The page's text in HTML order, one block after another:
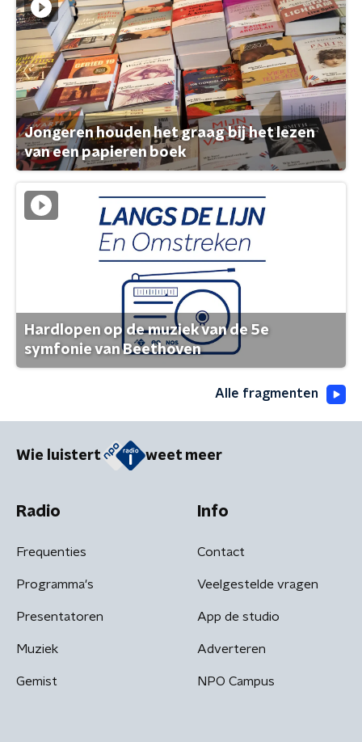
Jongeren houden het graag bij het lezen
van een papieren boek
Hardlopen op de muziek van de 5e
symfonie van Beethoven
Alle fragmenten
Wie luistert weet meer
Radio
Frequenties
Programma's
Presentatoren
Muziek
Gemist
Info
Contact
Veelgestelde vragen
App de studio
Adverteren
NPO Campus